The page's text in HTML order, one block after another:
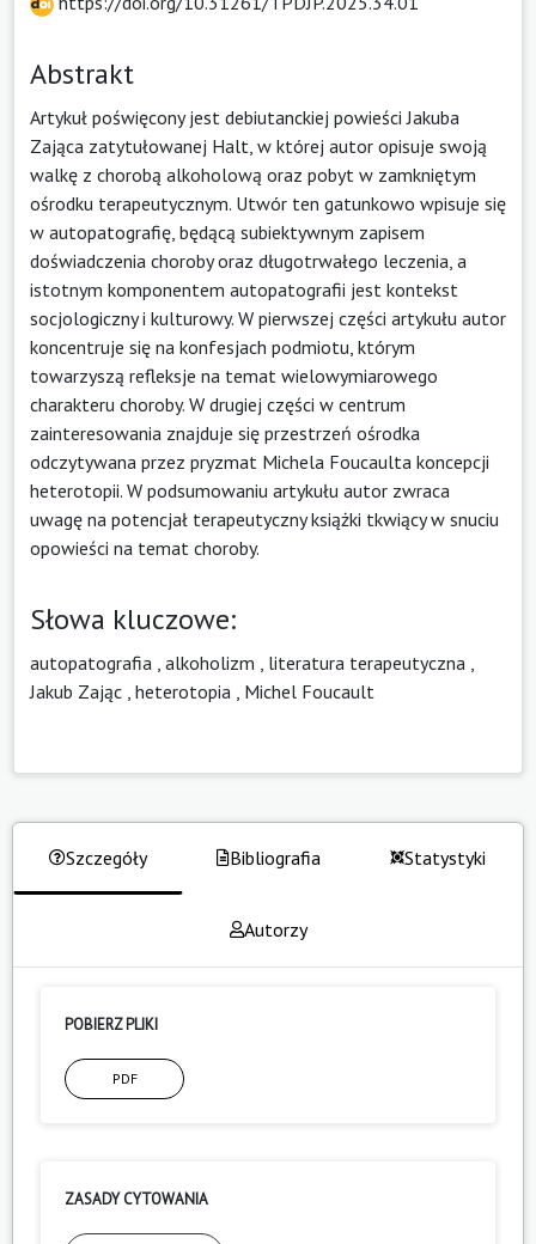
Abstrakt
Artykuł poświęcony jest debiutanckiej powieści Jakuba
Zająca zatytułowanej Halt, w której autor opisuje swoją
walkę z chorobą alkoholową oraz pobyt w zamkniętym
ośrodku terapeutycznym. Utwór ten gatunkowo wpisuje się
w autopatografię, będącą subiektywnym zapisem
doświadczenia choroby oraz długotrwałego leczenia, a
istotnym komponentem autopatografii jest kontekst
socjologiczny i kulturowy. W pierwszej części artykułu autor
koncentruje się na konfesjach podmiotu, którym
towarzyszą refleksje na temat wielowymiarowego
charakteru choroby. W drugiej części w centrum
zainteresowania znajduje się przestrzeń ośrodka
odczytywana przez pryzmat Michela Foucaulta koncepcji
heterotopii. W podsumowaniu artykułu autor zwraca
uwagę na potencjał terapeutyczny książki tkwiący w snuciu
opowieści na temat choroby.
Słowa kluczowe:
autopatografia alkoholizm literatura terapeutyczna
Jakub Zając heterotopia Michel Foucault
Szczegóły Bibliografia Statystyki
Autorzy
POBIERZ PLIKI
PDF
ZASADY CYTOWANIA